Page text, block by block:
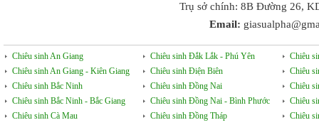
Trụ sở chính: 8B Đường 26,
Email:
Chiêu sinh An Giang
Chiêu sinh An Giang - Kiên Giang
Chiêu sinh Bắc Ninh
Chiêu sinh Bắc Ninh - Bắc Giang
Chiêu sinh Cà Mau
Chiêu sinh Đắk Lắk - Phú Yên
Chiêu sinh Điện Biên
Chiêu sinh Đồng Nai
Chiêu sinh Đồng Nai - Bình Phước
Chiêu sinh Đồng Tháp
Chiêu
Chiêu
Chiêu
Chiêu
Chiêu